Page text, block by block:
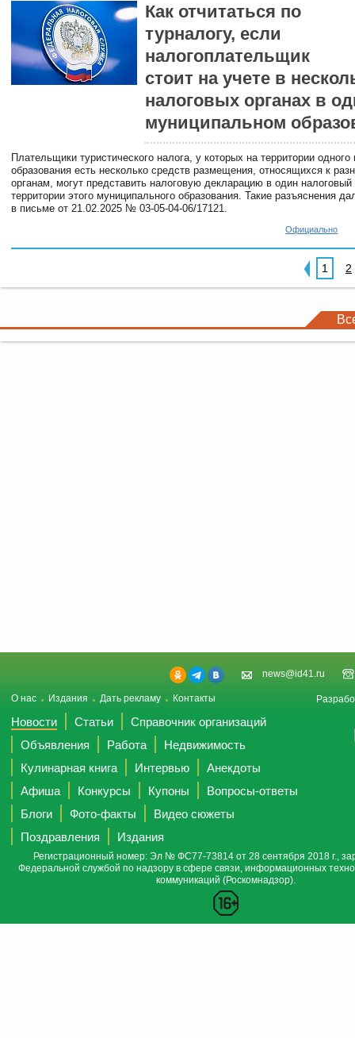
Как отчитаться по
турналогу, если
налогоплательщик
стоит на учете в
налоговых органах в
муниципальном
Плательщики туристического налога, у которых на территории одного
образования есть несколько средств размещения, относящихся к
органам, могут представить налоговую декларацию в один налоговый
территории этого муниципального образования. Такие разъяснения
в письме от 21.02.2025 № 03-05-04-06/17121.
Официально
1 2
news@id41.ru
О нас Издания Дать рекламу Контакты
Новости Статьи
Справочник организаций
Объявления
Работа
Недвижимость
Кулинарная книга
Интервью
Анекдоты
Афиша
Конкурсы Купоны
Вопросы-ответы
Блоги
Фото-факты
Видео сюжеты
Поздравления
Издания
Регистрационный номер: Эл № ФС77-73814 от 28 сентября 2018 г.,
Федеральной службой по надзору в сфере связи, информационных
коммуникаций (Роскомнадзор).